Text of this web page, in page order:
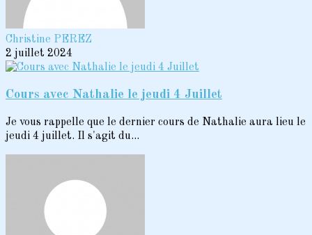
Christine PEREZ
2 juillet 2024
Cours avec Nathalie le jeudi 4 Juillet
Je vous rappelle que le dernier cours de Nathalie aura lieu le
jeudi 4 juillet. Il s'agit du...